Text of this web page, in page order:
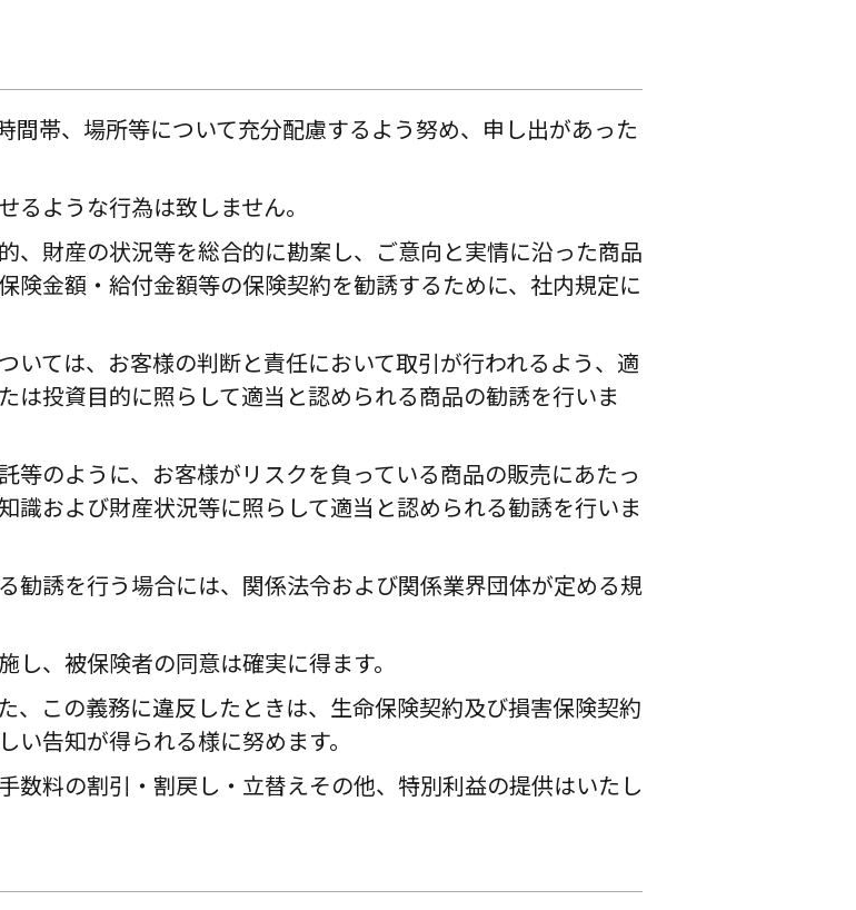
間帯、場所等について充分配慮するよう努め、申し出があった
ような行為は致しません。
、財産の状況等を総合的に勘案し、ご意向と実情に沿った商品
険金額・給付金額等の保険契約を勧誘するために、社内規定に
いては、お客様の判断と責任において取引が行われるよう、適
は投資目的に照らして適当と認められる商品の勧誘を行いま
等のように、お客様がリスクを負っている商品の販売にあたっ
識および財産状況等に照らして適当と認められる勧誘を行いま
勧誘を行う場合には、関係法令および関係業界団体が定める規
、被保険者の同意は確実に得ます。
、この義務に違反したときは、生命保険契約及び損害保険契約
告知が得られる様に努めます。
数料の割引・割戻し・立替えその他、特別利益の提供はいたし